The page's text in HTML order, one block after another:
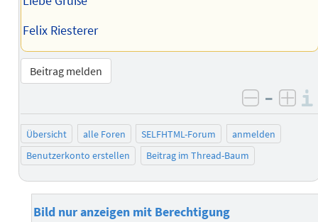
Felix Riesterer
Beitrag melden
negativ
–
Übersicht alle Foren SELFHTML-Forum
anmelden
Benutzerkonto erstellen
Beitrag im Thread-Baum
Bild nur anzeigen mit Berechtigung